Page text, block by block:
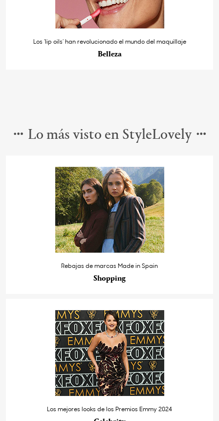
Los ‘lip oils’ han revolucionado el mundo del maquillaje
Belleza
Lo más visto en StyleLovely
Rebajas de marcas Made in Spain
Shopping
Los mejores looks de los Premios Emmy 2024